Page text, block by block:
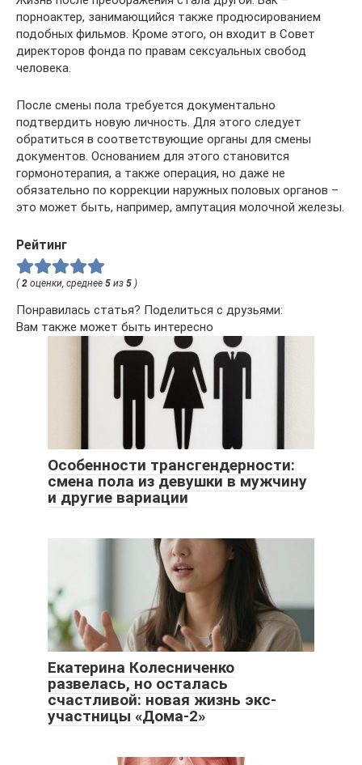
порноактер, занимающийся также продюсированием
подобных фильмов. Кроме этого, он входит в Совет
директоров фонда по правам сексуальных свобод
человека.
После смены пола требуется документально
подтвердить новую личность. Для этого следует
обратиться в соответствующие органы для смены
документов. Основанием для этого становится
гормонотерапия, а также операция, но даже не
обязательно по коррекции наружных половых органов –
это может быть, например, ампутация молочной железы.
Рейтинг
(2 оценки, среднее 5 из 5 )
Понравилась статья? Поделиться с друзьями:
Вам также может быть интересно
Особенности трансгендерности:
смена пола из девушки в мужчину
и другие вариации
Екатерина Колесниченко
развелась, но осталась
счастливой: новая жизнь экс-
участницы «Дома-2»